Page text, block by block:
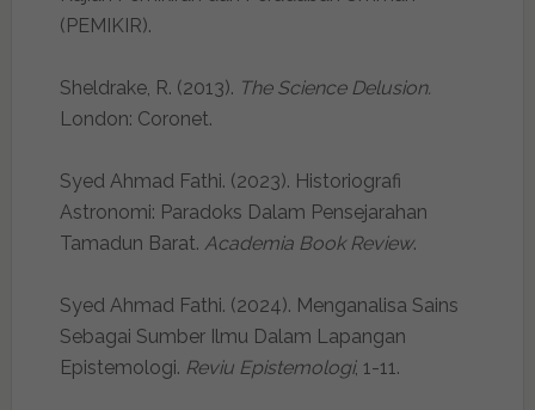
(PEMIKIR).
Sheldrake, R. (2013). The Science Delusion.
London: Coronet.
Syed Ahmad Fathi. (2023). Historiografi
Astronomi: Paradoks Dalam Pensejarahan
Tamadun Barat. Academia Book Review.
Syed Ahmad Fathi. (2024). Menganalisa Sains
Sebagai Sumber Ilmu Dalam Lapangan
Epistemologi. Reviu Epistemologi, 1-11.